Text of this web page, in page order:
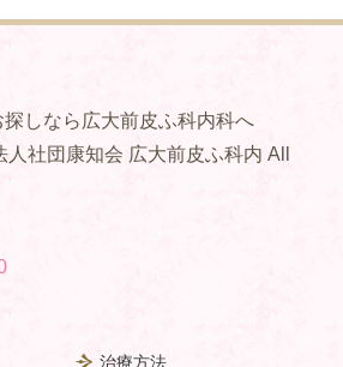
しなら広大前皮ふ科内科へ
社団康知会 広大前皮ふ科内 All
治療方法